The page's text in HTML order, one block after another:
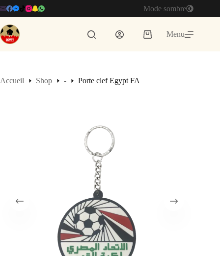
Passer
au
Mode sombre
Panier
Menu
Accueil Shop - Porte clef Egypt FA